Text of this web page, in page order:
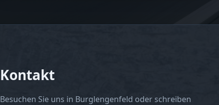
Kontakt
Besuchen Sie uns in Burglengenfeld oder schreiben